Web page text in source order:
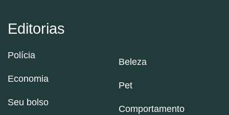
Editorias
Polícia
Economia
Seu bolso
Beleza
Pet
Comportamento